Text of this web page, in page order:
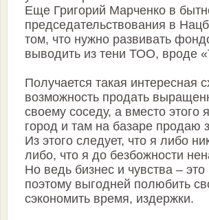
Еще Григорий Марченко в
председательствования в
том, что нужно развивать
выводить из тени ТОО, вроде
Получается такая интересная
возможность продать
своему соседу, а вместо этого
город и там на базаре продаю
Из этого следует, что я либо
либо, что я до безбожности
Но ведь бизнес и чувства –
поэтому выгодней полюбить
сэкономить время, издержки.